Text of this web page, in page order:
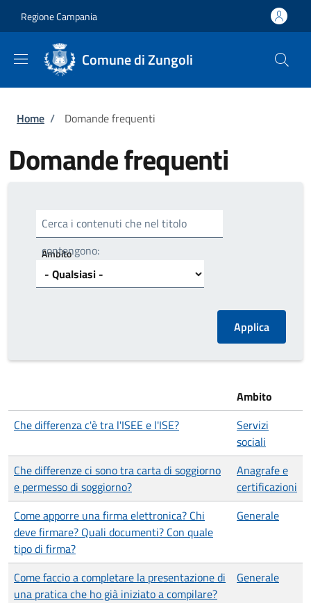
Regione Campania
Comune di Zungoli
Briciole di pane
Home / Domande frequenti
Domande frequenti
Cerca i contenuti che nel titolo
contengono:
Ambito
Ambito
Che differenza c'è tra l'ISEE e l'ISE?
Servizi
sociali
Che differenze ci sono tra carta di soggiorno
e permesso di soggiorno?
Anagrafe e
certificazioni
Come apporre una firma elettronica? Chi
deve firmare? Quali documenti? Con quale
tipo di firma?
Generale
Come faccio a completare la presentazione di
una pratica che ho già iniziato a compilare?
Generale